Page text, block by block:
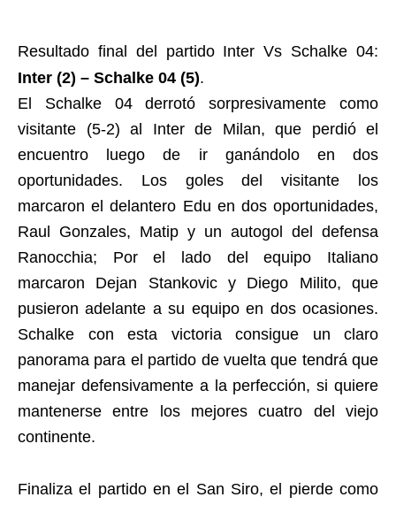
Resultado final del partido Inter Vs Schalke 04:
Inter (2) – Schalke 04 (5).
El Schalke 04 derrotó sorpresivamente como
visitante (5-2) al Inter de Milan, que perdió el
encuentro luego de ir ganándolo en dos
oportunidades. Los goles del visitante los
marcaron el delantero Edu en dos oportunidades,
Raul Gonzales, Matip y un autogol del defensa
Ranocchia; Por el lado del equipo Italiano
marcaron Dejan Stankovic y Diego Milito, que
pusieron adelante a su equipo en dos ocasiones.
Schalke con esta victoria consigue un claro
panorama para el partido de vuelta que tendrá que
manejar defensivamente a la perfección, si quiere
mantenerse entre los mejores cuatro del viejo
continente.
Finaliza el partido en el San Siro, el pierde como